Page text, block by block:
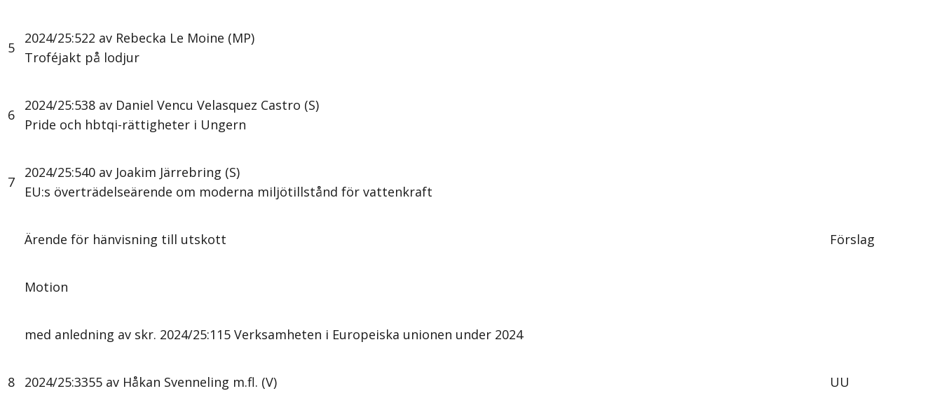
5
2024/25:522 av Rebecka Le Moine (MP)
Troféjakt på lodjur
6
2024/25:538 av Daniel Vencu Velasquez Castro (S)
Pride och hbtqi-rättigheter i Ungern
7
2024/25:540 av Joakim Järrebring (S)
EU:s överträdelseärende om moderna miljötillstånd för vattenkraft
Ärende för hänvisning till utskott Förslag
Motion
med anledning av skr. 2024/25:115 Verksamheten i Europeiska unionen under 2024
8 2024/25:3355 av Håkan Svenneling m.fl. (V) UU